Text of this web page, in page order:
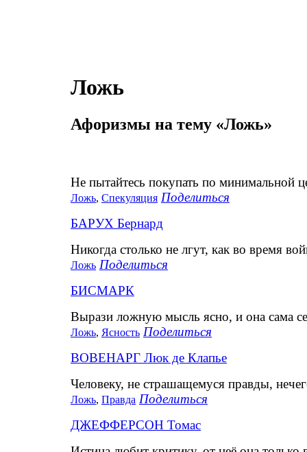
Ложь
Афоризмы на тему «Ложь»
Не пытайтесь покупать по минимальной
Ложь, Спекуляция Поделиться
БАРУХ Бернард
Никогда столько не лгут, как во время
Ложь Поделиться
БИСМАРК
Вырази ложную мысль ясно, и она сама
Ложь, Ясность Поделиться
ВОВЕНАРГ Люк де Клапье
Человеку, не страшащемуся правды,
Ложь, Правда Поделиться
ДЖЕФФЕРСОН Томас